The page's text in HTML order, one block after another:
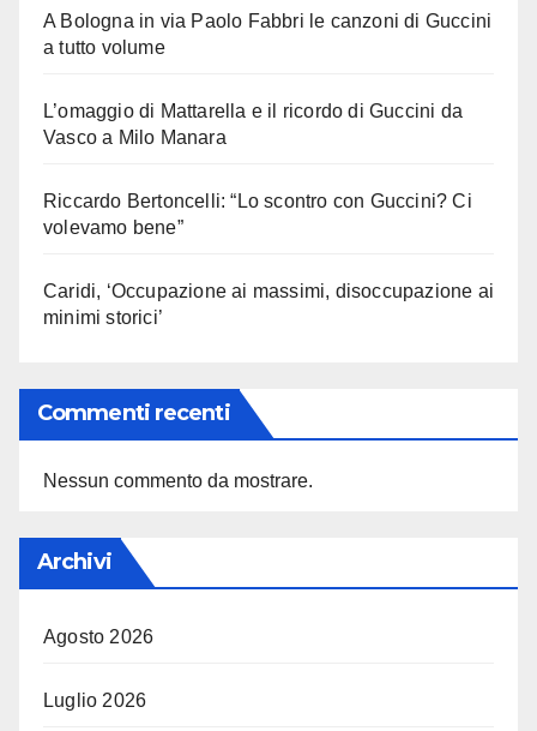
A Bologna in via Paolo Fabbri le canzoni di Guccini
a tutto volume
L’omaggio di Mattarella e il ricordo di Guccini da
Vasco a Milo Manara
Riccardo Bertoncelli: “Lo scontro con Guccini? Ci
volevamo bene”
Caridi, ‘Occupazione ai massimi, disoccupazione ai
minimi storici’
Commenti recenti
Nessun commento da mostrare.
Archivi
Agosto 2026
Luglio 2026